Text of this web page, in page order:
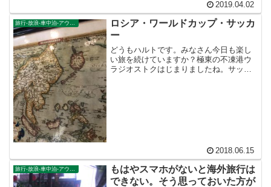
2019.04.02
ロシア・ワールドカップ・サッカ
ー
どうもハルトです。みなさん今日も楽し
い旅を続けていますか？極東の不凍港ウ
ラジオストクはじまりましたね。サッカ
2018.06.15
もはやスマホがないと海外旅行は
できない。そう思っておいた方が